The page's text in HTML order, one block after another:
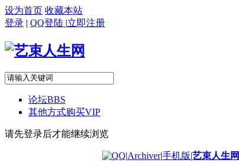
设为首页 收藏本站
登录 | QQ登陆 |立即注册
论坛BBS
其他方式购买VIP
请先登录后才能继续浏览
|Archiver|手机版|艺束人生网